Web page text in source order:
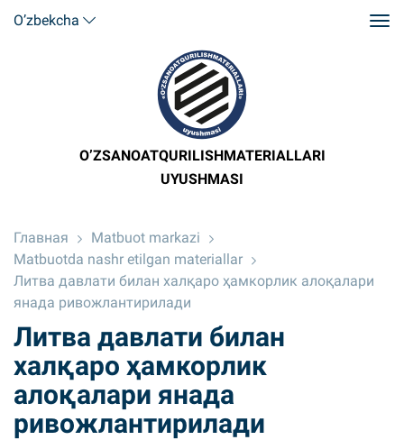
O’zbekcha
O’ZSANOATQURILISHMATERIALLARI
UYUSHMASI
Главная
Matbuot markazi
Matbuotda nashr etilgan materiallar
Литва давлати билан халқаро ҳамкорлик алоқалари
янада ривожлантирилади
Литва давлати билан
халқаро ҳамкорлик
алоқалари янада
ривожлантирилади